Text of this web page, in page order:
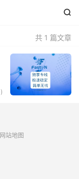

共 1 篇文章
)
网站地图